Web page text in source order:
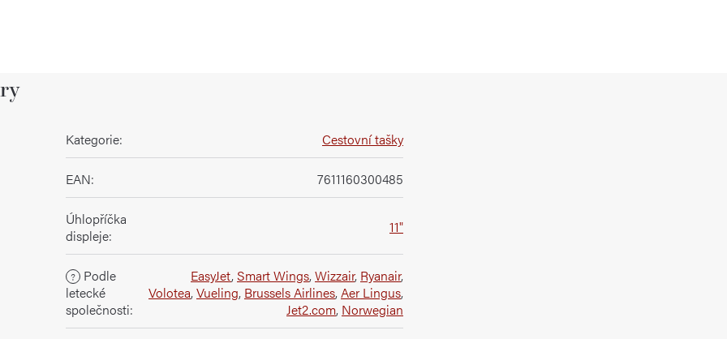
Kategorie: Cestovní tašky
EAN: 7611160300485
Úhlopříčka
displeje: 11"
?
Podle
letecké
společnosti:
EasyJet, Smart Wings,Wizzair, Ryanair,
Volotea,Vueling, Brussels Airlines,Aer Lingus,
Jet2.com, Norwegian